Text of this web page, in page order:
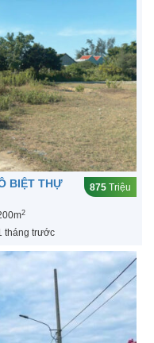
BIỆT THỰ
875 Triệu
2
tháng trước